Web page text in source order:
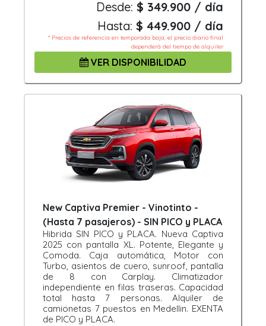
Desde: $ 349.900 / día
Hasta: $ 449.900 / día
* Precios de referencia en temporada baja, el precio diario final
dependerá del tiempo de alquiler
VER DISPONIBILIDAD
New Captiva Premier - Vinotinto -
(Hasta 7 pasajeros) - SIN PICO y PLACA
Hibrida SIN PICO y PLACA. Nueva Captiva
2025 con pantalla XL. Potente, Elegante y
Comoda. Caja automática, Motor con
Turbo, asientos de cuero, sunroof, pantalla
de 8 con Carplay. Climatizador
independiente en filas traseras. Capacidad
total hasta 7 personas. Alquiler de
camionetas 7 puestos en Medellin. EXENTA
de PICO y PLACA.